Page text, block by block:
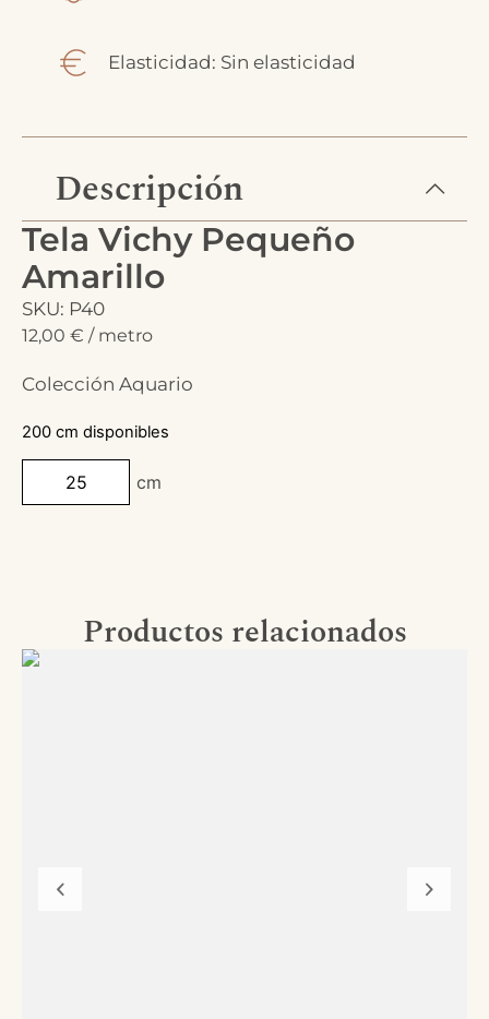
Elasticidad: Sin elasticidad
Descripción
Tela Vichy Pequeño
Amarillo
SKU: P40
12,00 € / metro
Colección Aquario
200 cm disponibles
cm
Productos relacionados